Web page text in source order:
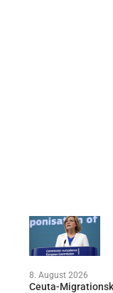
8. August 2026
Ceuta-